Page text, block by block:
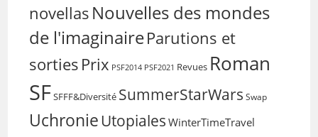
novellas Nouvelles des mondes
de l'imaginaireParutions et
sorties Prix PSF2014 PSF2021 Revues Roman
SFSFFF&Diversité SummerStarWars Swap
Uchronie Utopiales WinterTimeTravel